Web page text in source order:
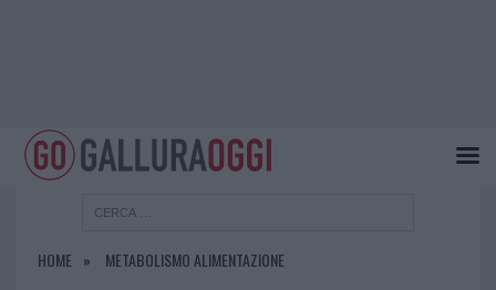
HOME METABOLISMO ALIMENTAZIONE